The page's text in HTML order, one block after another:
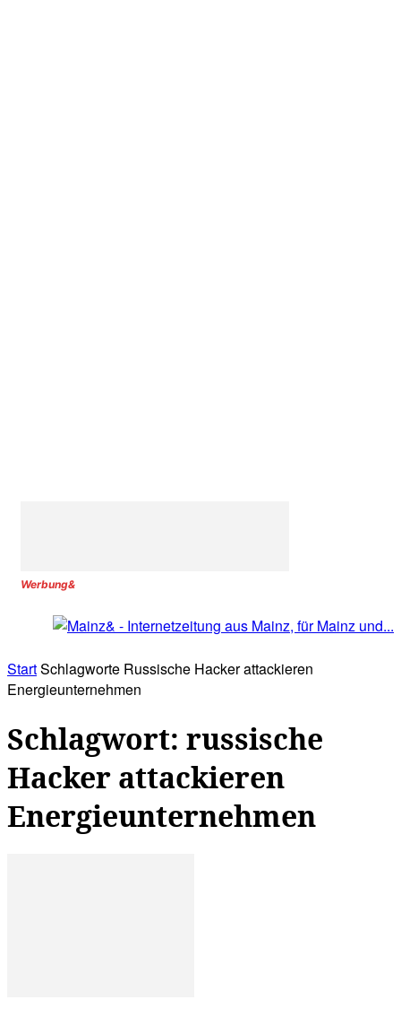
Werbung&
StartSchlagworte Russische Hacker attackieren
Energieunternehmen
Schlagwort: russische
Hacker attackieren
Energieunternehmen